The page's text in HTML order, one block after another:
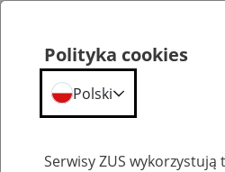
Polityka cookies
Polski
Serwisy ZUS wykorzystują